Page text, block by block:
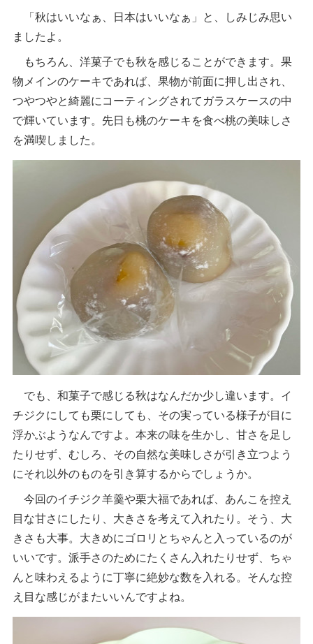
「秋はいいなぁ、日本はいいなぁ」と、しみじみ思い
ましたよ。
もちろん、洋菓子でも秋を感じることができます。果
物メインのケーキであれば、果物が前面に押し出され、
つやつやと綺麗にコーティングされてガラスケースの中
で輝いています。先日も桃のケーキを食べ桃の美味しさ
を満喫しました。
でも、和菓子で感じる秋はなんだか少し違います。イ
チジクにしても栗にしても、その実っている様子が目に
浮かぶようなんですよ。本来の味を生かし、甘さを足し
たりせず、むしろ、その自然な美味しさが引き立つよう
にそれ以外のものを引き算するからでしょうか。
今回のイチジク羊羹や栗大福であれば、あんこを控え
目な甘さにしたり、大きさを考えて入れたり。そう、大
きさも大事。大きめにゴロリとちゃんと入っているのが
いいです。派手さのためにたくさん入れたりせず、ちゃ
んと味わえるように丁寧に絶妙な数を入れる。そんな控
え目な感じがまたいいんですよね。